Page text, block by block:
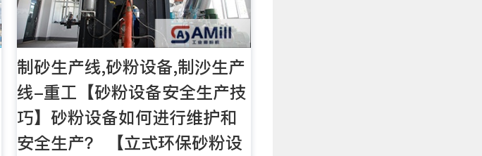
制砂生产线,砂粉设备,制沙生产
线-重工【砂粉设备安全生产技
巧】砂粉设备如何进行维护和
安全生产？ 【立式环保砂粉设